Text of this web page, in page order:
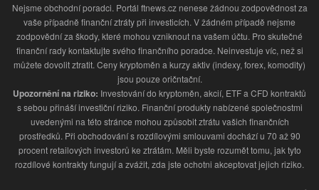
Nejsme obchodní poradci. Portál ftnews.cz nenese žádnou zodpovědnost za
vaše případně finanční ztráty při investicích. V žádném případě nejsme
zodpovědní za škody, které mohou vzniknout na vašem účtu. Pro skutečné
finanční rady kontaktujte svého finančního poradce. Neinvestuje víc, než si
můžete dovolit ztratit. Ceny kryptoměn a kurzy aktiv (indexy, forex, komodity)
jsou pouze oričntační.
Upozornění na riziko: Investování do kryptoměn, akcií, ETF a CFD kontraktů
s sebou přináší investiční riziko. Finanční produkty nabízené společnostmi
uvedenými na této stránce mohou způsobit ztrátu vašich finančních
prostředků. Při obchodování s rozdílovými smlouvami dochází u 70 až 90
procent retailových investorů ke ztrátám. Měli byste rozumět tomu, jak tyto
rozdílové kontrakty fungují a zvážit, zda jste ochotni akceptovat jejich riziko.